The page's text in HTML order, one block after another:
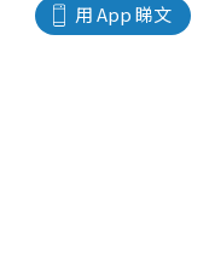
用 App 睇文